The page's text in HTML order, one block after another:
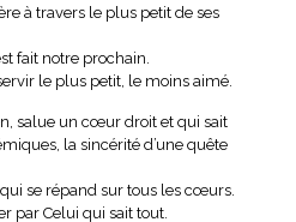
à travers le plus petit de ses
fait notre prochain.
le plus petit, le moins aimé.
salue un cœur droit et qui sait
la sincérité d’une quête
se répand sur tous les cœurs.
par Celui qui sait tout.